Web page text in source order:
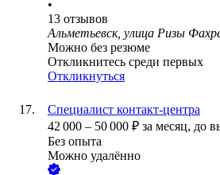
•
13 отзывов
Альметьевск, улица Ризы
Можно без резюме
Откликнитесь среди первых
Откликнуться
Специалист контакт-центра
42 000 – 50 000 ₽ за месяц, до
Без опыта
Можно удалённо